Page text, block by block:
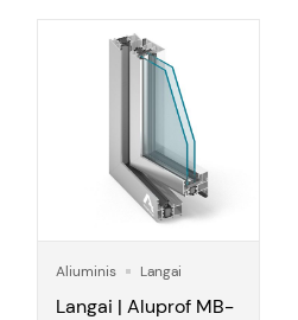
Aliuminis Langai
Langai | Aluprof MB-